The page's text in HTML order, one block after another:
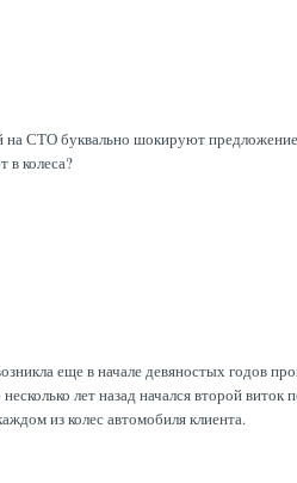
СТО буквально шокируют
в колеса?
еще в начале девяностых годов
лет назад начался второй виток
из колес автомобиля клиента.